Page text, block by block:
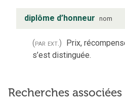
diplôme d’honneur nom
(par ext.) Prix,
s’est distinguée.
Recherches associées